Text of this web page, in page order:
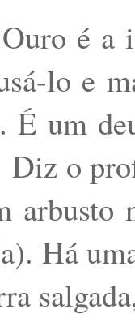
é a
lo e
É um
Diz o
arbusto
Há